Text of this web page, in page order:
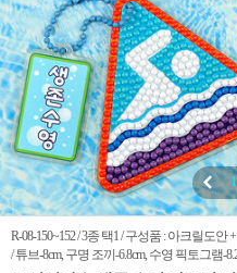
R-08-150~152 / 3종 택1 / 구성품 : 아크릴도
/ 튜브-8cm, 구명 조끼-6.8cm, 수영 픽토그램-